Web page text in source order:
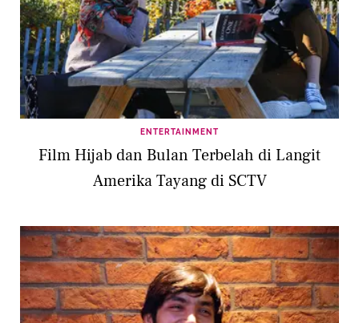
ENTERTAINMENT
Film Hijab dan Bulan Terbelah di Langit
Amerika Tayang di SCTV